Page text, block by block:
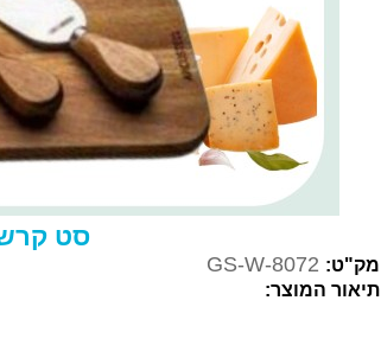
סט קרש
מק"ט: GS-W-8072
תיאור המוצר: